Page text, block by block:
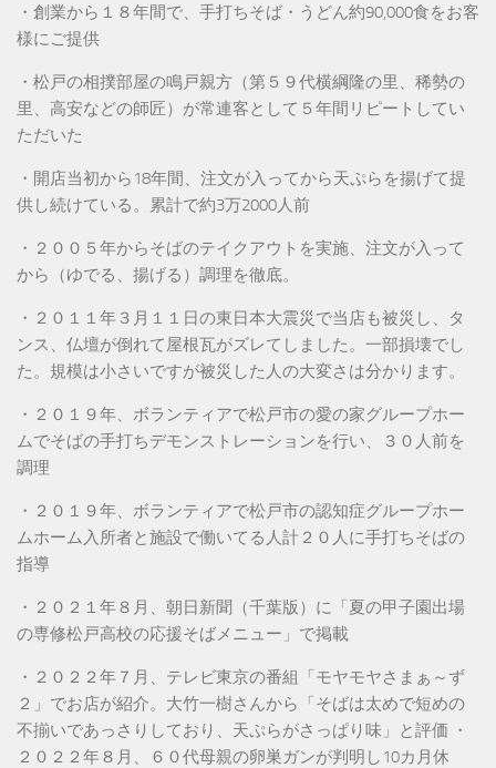
・創業から１８年間で、手打ちそば・うどん約90,000食をお客
様にご提供
・松戸の相撲部屋の鳴戸親方（第５９代横綱隆の里、稀勢の
里、高安などの師匠）が常連客として５年間リピートしてい
ただいた
・開店当初から18年間、注文が入ってから天ぷらを揚げて提
供し続けている。累計で約3万2000人前
・２００５年からそばのテイクアウトを実施、注文が入って
から（ゆでる、揚げる）調理を徹底。
・２０１１年３月１１日の東日本大震災で当店も被災し、タ
ンス、仏壇が倒れて屋根瓦がズレてしました。一部損壊でし
た。規模は小さいですが被災した人の大変さは分かります。
・２０１９年、ボランティアで松戸市の愛の家グループホー
ムでそばの手打ちデモンストレーションを行い、３０人前を
調理
・２０１９年、ボランティアで松戸市の認知症グループホー
ムホーム入所者と施設で働いてる人計２０人に手打ちそばの
指導
・２０２１年８月、朝日新聞（千葉版）に「夏の甲子園出場
の専修松戸高校の応援そばメニュー」で掲載
・２０２２年７月、テレビ東京の番組「モヤモヤさまぁ～ず
２」でお店が紹介。大竹一樹さんから「そばは太めで短めの
不揃いであっさりしており、天ぷらがさっぱり味」と評価 ・
２０２２年８月、６０代母親の卵巣ガンが判明し10カ月休